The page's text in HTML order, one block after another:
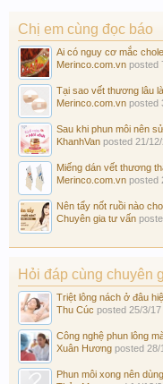
Chị em cùng đọc báo
Ai có nguy cơ mắc
Merinco.com.vn posted
Tại sao vết thương lâu
Merinco.com.vn posted
Sau khi phun môi nên sử
KhanhVan posted 21/
Miếng dán vết thương
Merinco.com.vn posted
Nên tẩy nốt ruồi nào cho
Chuyên gia tư vấn
Hỏi đáp cùng chuyên
Triệt lông nách ở đâu
Thu Cúc posted 25/3/17
Công nghệ phun lông
Xuân Hương posted 28/
Phun môi xong nên dùng